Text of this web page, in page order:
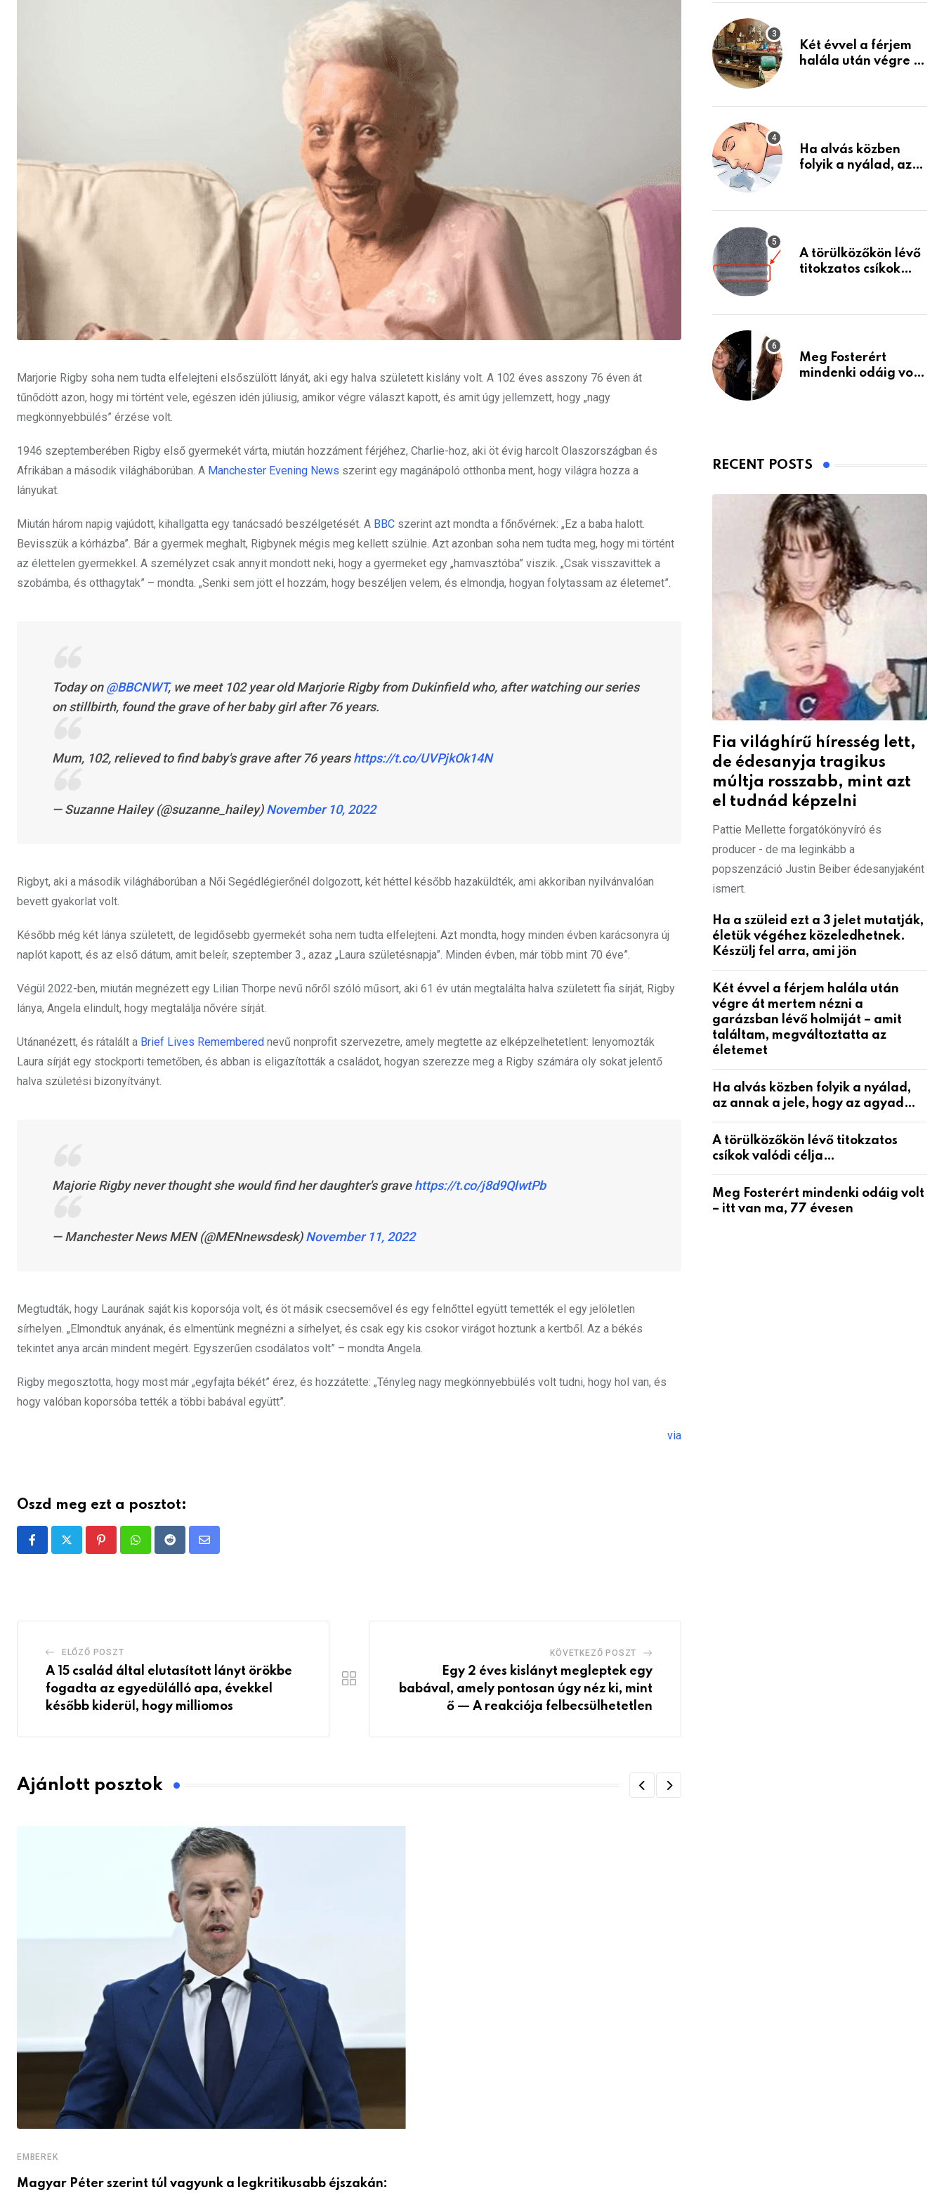
Marjorie Rigby soha nem tudta elfelejteni elsőszülött lányát, aki egy halva született kislány volt. A 102 éves asszony 76 éven át
tűnődött azon, hogy mi történt vele, egészen idén júliusig, amikor végre választ kapott, és amit úgy jellemzett, hogy „nagy
megkönnyebbülés” érzése volt.
1946 szeptemberében Rigby első gyermekét várta, miután hozzáment férjéhez, Charlie-hoz, aki öt évig harcolt Olaszországban és
Afrikában a második világháborúban. A Manchester Evening News szerint egy magánápoló otthonba ment, hogy világra hozza a
lányukat.
Miután három napig vajúdott, kihallgatta egy tanácsadó beszélgetését. A BBC szerint azt mondta a főnővérnek: „Ez a baba halott.
Bevisszük a kórházba”. Bár a gyermek meghalt, Rigbynek mégis meg kellett szülnie. Azt azonban soha nem tudta meg, hogy mi történt
az élettelen gyermekkel. A személyzet csak annyit mondott neki, hogy a gyermeket egy „hamvasztóba” viszik. „Csak visszavittek a
szobámba, és otthagytak” – mondta. „Senki sem jött el hozzám, hogy beszéljen velem, és elmondja, hogyan folytassam az életemet”.
Today on@BBCNWT, we meet 102 year old Marjorie Rigby from Dukinfield who, after watching our series
on stillbirth, found the grave of her baby girl after 76 years.
Mum, 102, relieved to find baby's grave after 76 yearshttps://t.co/UVPjkOk14N
— Suzanne Hailey (@suzanne_hailey)November 10, 2022
Rigbyt, aki a második világháborúban a Női Segédlégierőnél dolgozott, két héttel később hazaküldték, ami akkoriban nyilvánvalóan
bevett gyakorlat volt.
Később még két lánya született, de legidősebb gyermekét soha nem tudta elfelejteni. Azt mondta, hogy minden évben karácsonyra új
naplót kapott, és az első dátum, amit beleír, szeptember 3., azaz „Laura születésnapja”. Minden évben, már több mint 70 éve”.
Végül 2022-ben, miután megnézett egy Lilian Thorpe nevű nőről szóló műsort, aki 61 év után megtalálta halva született fia sírját, Rigby
lánya, Angela elindult, hogy megtalálja nővére sírját.
Utánanézett, és rátalált a Brief Lives Remembered nevű nonprofit szervezetre, amely megtette az elképzelhetetlent: lenyomozták
Laura sírját egy stockporti temetőben, és abban is eligazították a családot, hogyan szerezze meg a Rigby számára oly sokat jelentő
halva születési bizonyítványt.
Majorie Rigby never thought she would find her daughter's gravehttps://t.co/j8d9QlwtPb
— Manchester News MEN (@MENnewsdesk)November 11, 2022
Megtudták, hogy Laurának saját kis koporsója volt, és öt másik csecsemővel és egy felnőttel együtt temették el egy jelöletlen
sírhelyen. „Elmondtuk anyának, és elmentünk megnézni a sírhelyet, és csak egy kis csokor virágot hoztunk a kertből. Az a békés
tekintet anya arcán mindent megért. Egyszerűen csodálatos volt” – mondta Angela.
Rigby megosztotta, hogy most már „egyfajta békét” érez, és hozzátette: „Tényleg nagy megkönnyebbülés volt tudni, hogy hol van, és
hogy valóban koporsóba tették a többi babával együtt”.
via
Oszd meg ezt a posztot:
PinterestWhatsappRedditShare
ELŐZŐ POSZT
A 15 család által elutasított lányt örökbe
fogadta az egyedülálló apa, évekkel
később kiderül, hogy milliomos
KÖVETKEZŐ POSZT
Egy 2 éves kislányt megleptek egy
babával, amely pontosan úgy néz ki, mint
ő — A reakciója felbecsülhetetlen
Ajánlott posztok
EMBEREK
Magyar Péter szerint túl vagyunk a legkritikusabb éjszakán:
Készülj fel arra, ami
Két évvel a férjem
halála után végre át
holmiját – amit
életemet
Ha alvás közben
folyik a nyálad, az
A törülközőkön lévő
titokzatos csíkok
Meg Fosterért
mindenki odáig volt
RECENT POSTS
Fia világhírű híresség lett,
de édesanyja tragikus
múltja rosszabb, mint azt
el tudnád képzelni
Pattie Mellette forgatókönyvíró és
producer - de ma leginkább a
popszenzáció Justin Beiber édesanyjaként
ismert.
Ha a szüleid ezt a 3 jelet mutatják,
életük végéhez közeledhetnek.
Készülj fel arra, ami jön
Két évvel a férjem halála után
végre át mertem nézni a
garázsban lévő holmiját – amit
találtam, megváltoztatta az
életemet
Ha alvás közben folyik a nyálad,
az annak a jele, hogy az agyad…
A törülközőkön lévő titokzatos
csíkok valódi célja…
Meg Fosterért mindenki odáig volt
– itt van ma, 77 évesen